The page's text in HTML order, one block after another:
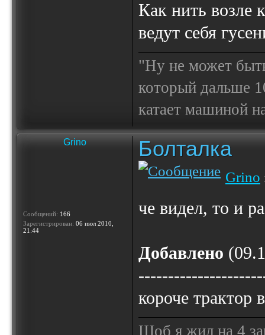
Как нить возле
ведут себя
"Ну не может
который дальше
катает машиной
Grino
Сообщений: 166
Зарегистрирован: 06 июл 2010,
21:44
Болталка
Grino
че видел, то и
Добавлено
короче трактор
Шоб я жил на 4